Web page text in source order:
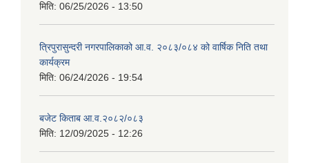
मिति: 06/25/2026 - 13:50
त्रिपुरासुन्दरी नगरपालिकाको आ.व. २०८३/०८४ को वार्षिक निति तथा
कार्यक्रम
मिति: 06/24/2026 - 19:54
बजेट किताब आ.व.२०८२/०८३
मिति: 12/09/2025 - 12:26